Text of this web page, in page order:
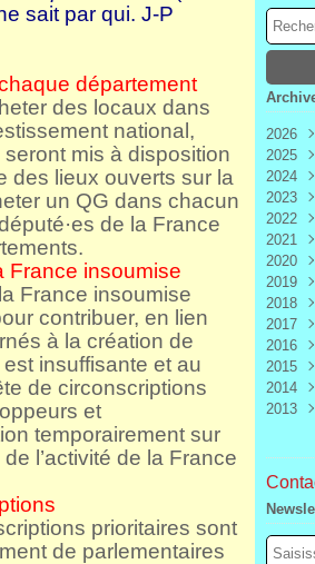
sait par qui. J-P
département
des locaux dans
national,
mis à disposition
des lieux ouverts sur la
un QG dans chacun
de la France
France insoumise
France insoumise
contribuer, en lien
à la création de
insuffisante et au
de circonscriptions
et
temporairement sur
l’activité de la France
prioritaires sont
de parlementaires
2026
Août
Juin
Mai
Avril
Mars
2025
Août
Juin
Mai
Avril
Mars
2024
Août
Juin
Mai
Avril
Mars
2023
Août
Juin
Mai
Avril
Mars
2022
Août
Juin
Mai
Avril
2021
Août
Juin
Mai
2020
Août
Juin
Mars
2019
Août
Avril
2018
Août
Mai
2017
Juin
Mai
2016
Juin
Mai
2015
Août
Juin
Mai
2014
Juin
Mai
2013